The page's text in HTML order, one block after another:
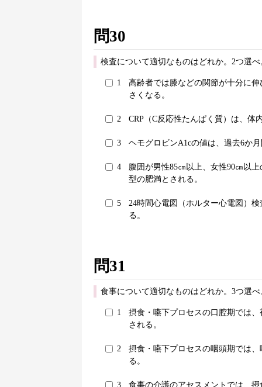
問30
検査について適切なものはどれか。2つ選べ
1
高齢者では膝などの関節が十分に
さくなる。
2 CRP（C反応性たんぱく質）は、体
3 ヘモグロビンA1cの値は、過去6か
4
腹囲が男性85㎝以上、女性90㎝以
型の肥満とされる。
5
24時間心電図（ホルター心電図）
る。
問31
食事について適切なものはどれか。3つ選べ
1
摂食・嚥下プロセスの口腔期では
される。
2
摂食・嚥下プロセスの咽頭期では
る。
3 食事の介護のアセスメントでは、